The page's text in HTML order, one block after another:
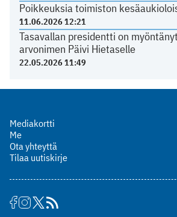
Poikkeuksia toimiston
11.06.2026 12:21
Tasavallan presidentti on
arvonimen Päivi Hietaselle
22.05.2026 11:49
Mediakortti
Me
Ota yhteyttä
Tilaa uutiskirje